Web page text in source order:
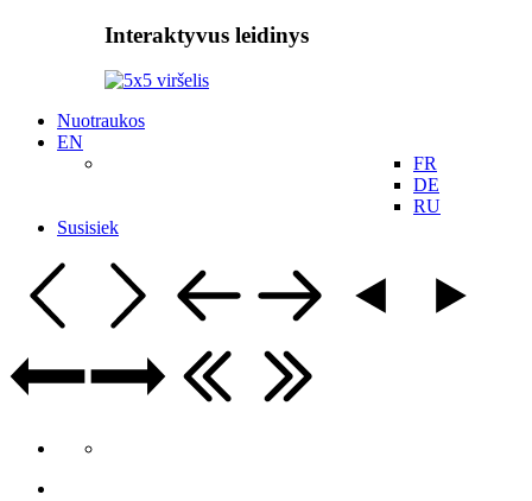
Interaktyvus leidinys
Nuotraukos
EN
FR
DE
RU
Susisiek